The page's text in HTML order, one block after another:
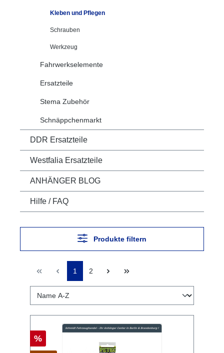
Kleben und Pflegen
Schrauben
Werkzeug
Fahrwerkselemente
Ersatzteile
Stema Zubehör
Schnäppchenmarkt
DDR Ersatzteile
Westfalia Ersatzteile
ANHÄNGER BLOG
Hilfe / FAQ
Produkte filtern
1 2
%